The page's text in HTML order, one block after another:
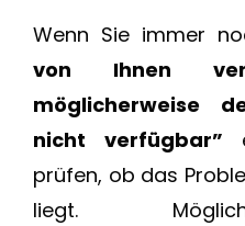
Wenn Sie immer
von Ihnen
möglicherweise
nicht verfügbar”
prüfen, ob das
liegt.